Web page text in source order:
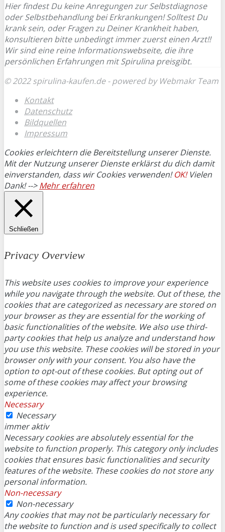
Hier findest Du keine Anregungen zur Selbstdiagnose
oder Selbstbehandlung bei Erkrankungen! Solltest Du
krank sein, oder Fragen zu Deiner Krankheit haben,
konsultieren bitte unbedingt immer zuerst einen Arzt!!
Wir sind eine reine Informationswebseite, die ihre
persönlichen Erfahrungen mit Spirulina preisgibt.
© 2022 spirulina-kaufen.de - powered by Webmakr Team
Kontakt
Datenschutz
Bildquellen
Impressum
Cookies erleichtern die Bereitstellung unserer Dienste.
Mit der Nutzung unserer Dienste erklärst du dich damit
einverstanden, dass wir Cookies verwenden!OK!Vielen
Dank! -->Mehr erfahren
Schließen
Privacy Overview
This website uses cookies to improve your experience
while you navigate through the website. Out of these, the
cookies that are categorized as necessary are stored on
your browser as they are essential for the working of
basic functionalities of the website. We also use third-
party cookies that help us analyze and understand how
you use this website. These cookies will be stored in your
browser only with your consent. You also have the
option to opt-out of these cookies. But opting out of
some of these cookies may affect your browsing
experience.
Necessary
Necessary
immer aktiv
Necessary cookies are absolutely essential for the
website to function properly. This category only includes
cookies that ensures basic functionalities and security
features of the website. These cookies do not store any
personal information.
Non-necessary
Non-necessary
Any cookies that may not be particularly necessary for
the website to function and is used specifically to collect